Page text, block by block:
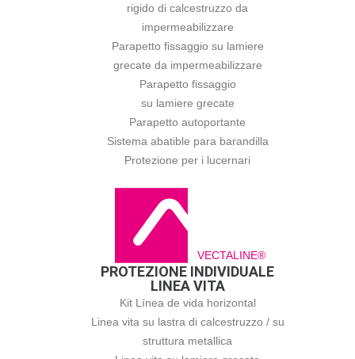
rigido di calcestruzzo da
impermeabilizzare
Parapetto fissaggio su lamiere
grecate da impermeabilizzare
Parapetto fissaggio
su lamiere grecate
Parapetto autoportante
Sistema abatible para barandilla
Protezione per i lucernari
VECTALINE®
PROTEZIONE INDIVIDUALE
LINEA VITA
Kit Línea de vida horizontal
Linea vita su lastra di calcestruzzo / su
struttura metallica